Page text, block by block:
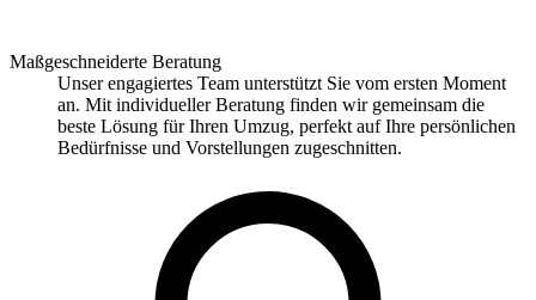
Maßgeschneiderte Beratung
Unser engagiertes Team unterstützt Sie vom ersten Moment
an. Mit individueller Beratung finden wir gemeinsam die
beste Lösung für Ihren Umzug, perfekt auf Ihre persönlichen
Bedürfnisse und Vorstellungen zugeschnitten.